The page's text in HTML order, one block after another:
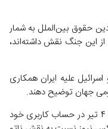
حقوق بین‌الملل به شمار
این جنگ نقش داشته‌اند،
علیه ایران همکاری
جهان توضیح دهند.
امروز شنبه ۴ تیر در حساب کاربری خود